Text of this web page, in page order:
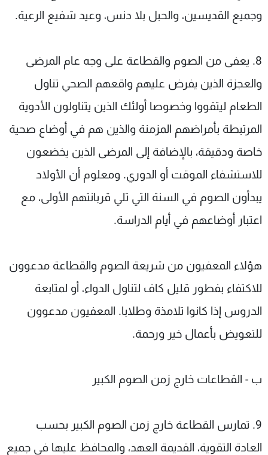
وجميع القديسين، والحبل بلا دنس، وعيد شفيع الرعية.
8. يعفى من الصوم والقطاعة على وجه عام المرضى
والعجزة الذين يفرض عليهم واقعهم الصحي تناول
الطعام ليتقووا وخصوصا أولئك الذين يتناولون الأدوية
المرتبطة بأمراضهم المزمنة والذين هم في أوضاع صحية
خاصة ودقيقة، بالإضافة إلى المرضى الذين يخضعون
للاستشفاء الموقت أو الدوري. ومعلوم أن الأولاد
يبدأون الصوم في السنة التي تلي قربانتهم الأولى، مع
اعتبار أوضاعهم في أيام الدراسة.
هؤلاء المعفيون من شريعة الصوم والقطاعة مدعوون
للاكتفاء بفطور قليل كاف لتناول الدواء، أو لمتابعة
الدروس إذا كانوا تلامذة وطلابا. المعفيون مدعوون
للتعويض بأعمال خير ورحمة.
ب - القطاعات خارج زمن الصوم الكبير
9. تمارس القطاعة خارج زمن الصوم الكبير بحسب
العادة التقوية، القديمة العهد، والمحافظ عليها في جميع